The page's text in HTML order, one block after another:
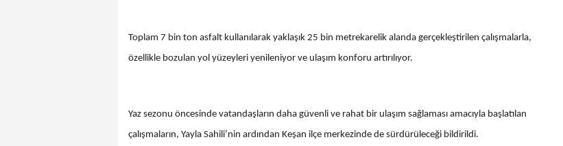
Toplam 7 bin ton asfalt kullanılarak yaklaşık 25 bin metrekarelik alanda gerçekleştirilen çalışmalarla,
özellikle bozulan yol yüzeyleri yenileniyor ve ulaşım konforu artırılıyor.
Yaz sezonu öncesinde vatandaşların daha güvenli ve rahat bir ulaşım sağlaması amacıyla başlatılan
çalışmaların, Yayla Sahili’nin ardından Keşan ilçe merkezinde de sürdürüleceği bildirildi.